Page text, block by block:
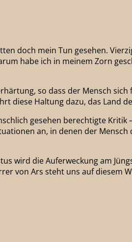
doch mein Tun gesehen.
habe ich in meinem Zorn
so dass der Mensch
diese Haltung dazu, das Land
gesehen berechtigte Kritik
an, in denen der
wird die Auferweckung am
von Ars steht uns auf diesem